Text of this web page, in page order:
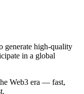
generate high-quality
in a global
Web3 era — fast,